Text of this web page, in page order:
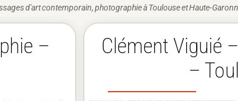
d'art contemporain, photographie à Toulouse et Haute-
–
Clément Viguié
–